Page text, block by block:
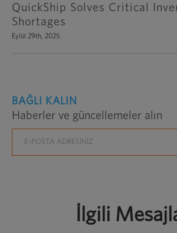
QuickShip Solves Critical
Shortages
Eylül 29th, 2025
BAĞLI KALIN
Haberler ve güncellemeler alın
İlgili